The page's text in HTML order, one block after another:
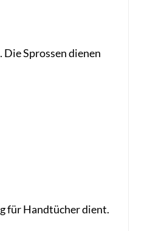
Sprossen dienen
für Handtücher dient.